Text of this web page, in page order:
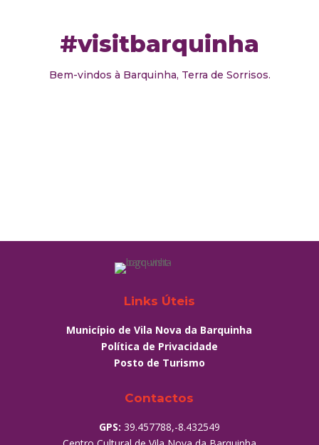
#visitbarquinha
Bem-vindos à Barquinha, Terra de Sorrisos.
Links Úteis
Município de Vila Nova da Barquinha
Política de Privacidade
Posto de Turismo
Contactos
GPS: 39.457788,-8.432549